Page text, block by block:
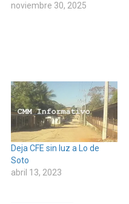
noviembre 30, 2025
Deja CFE sin luz a Lo de
Soto
abril 13, 2023